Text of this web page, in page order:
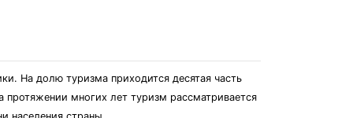
На долю туризма приходится десятая часть
многих лет туризм рассматривается